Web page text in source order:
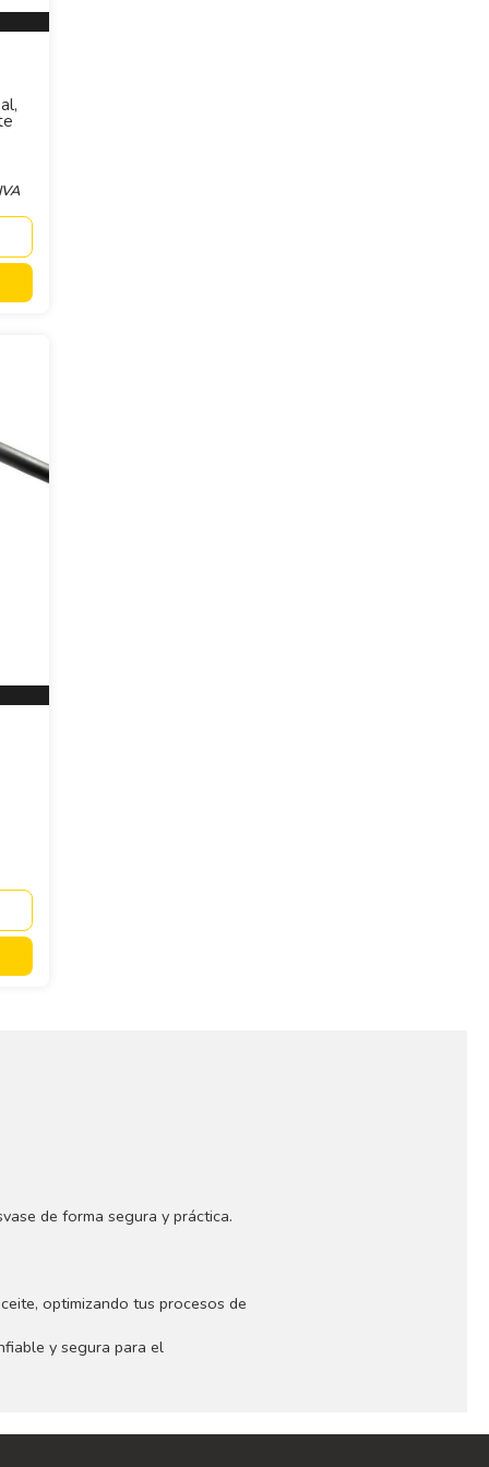
de forma segura y práctica.
optimizando tus procesos de
y segura para el